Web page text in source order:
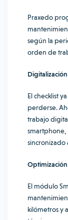
Praxedo
según la
orden de
El checklist
perderse.
trabajo
smartphone,
sincronizado
El módulo
kilómetros y